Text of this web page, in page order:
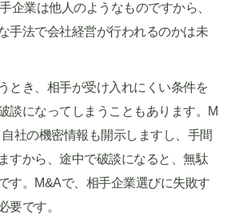
企業は他人のようなものですから、
手法で会社経営が行われるのかは未
とき、相手が受け入れにくい条件を
談になってしまうこともあります。M
社の機密情報も開示しますし、手間
すから、途中で破談になると、無駄
す。M&Aで、相手企業選びに失敗す
要です。